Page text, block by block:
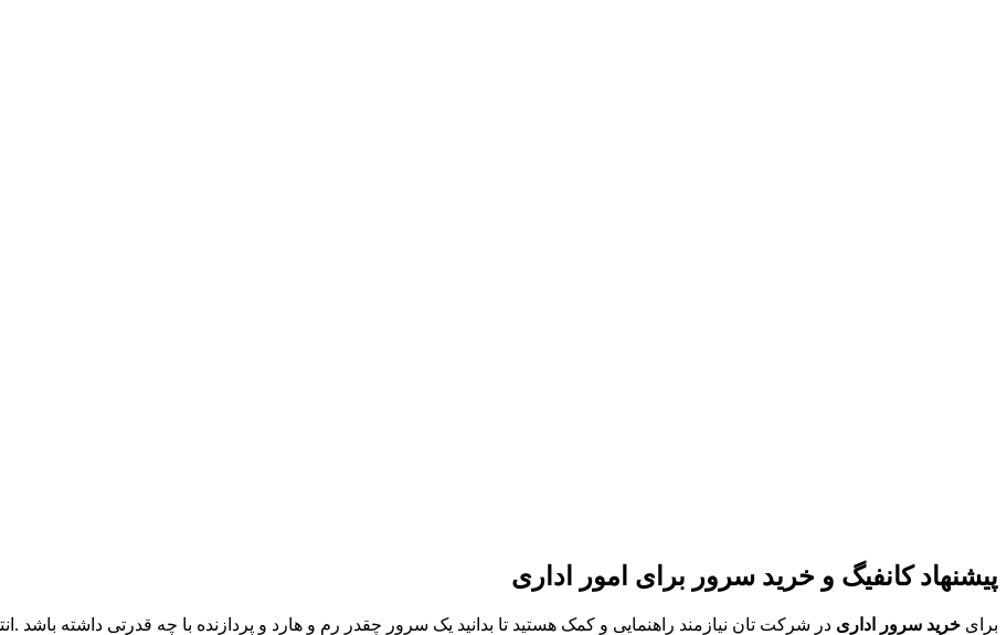
پیشنهاد کانفیگ و خرید سرور برای امور اداری
برای خرید سرور اداری در شرکت تان نیازمند راهنمایی و کمک هستید تا بدانید یک سرور چقدر رم و هارد و پردازنده با چه قدرتی داشته باشد